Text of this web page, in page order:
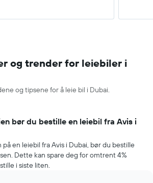
og trender for leiebiler i
og tipsene for å leie bil i Dubai.
bør du bestille en leiebil fra Avis i
en leiebil fra Avis i Dubai, bør du bestille
Dette kan spare deg for omtrent 4%
i siste liten.